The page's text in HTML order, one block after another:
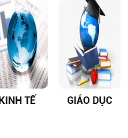
KINH TẾ GIÁO DỤC